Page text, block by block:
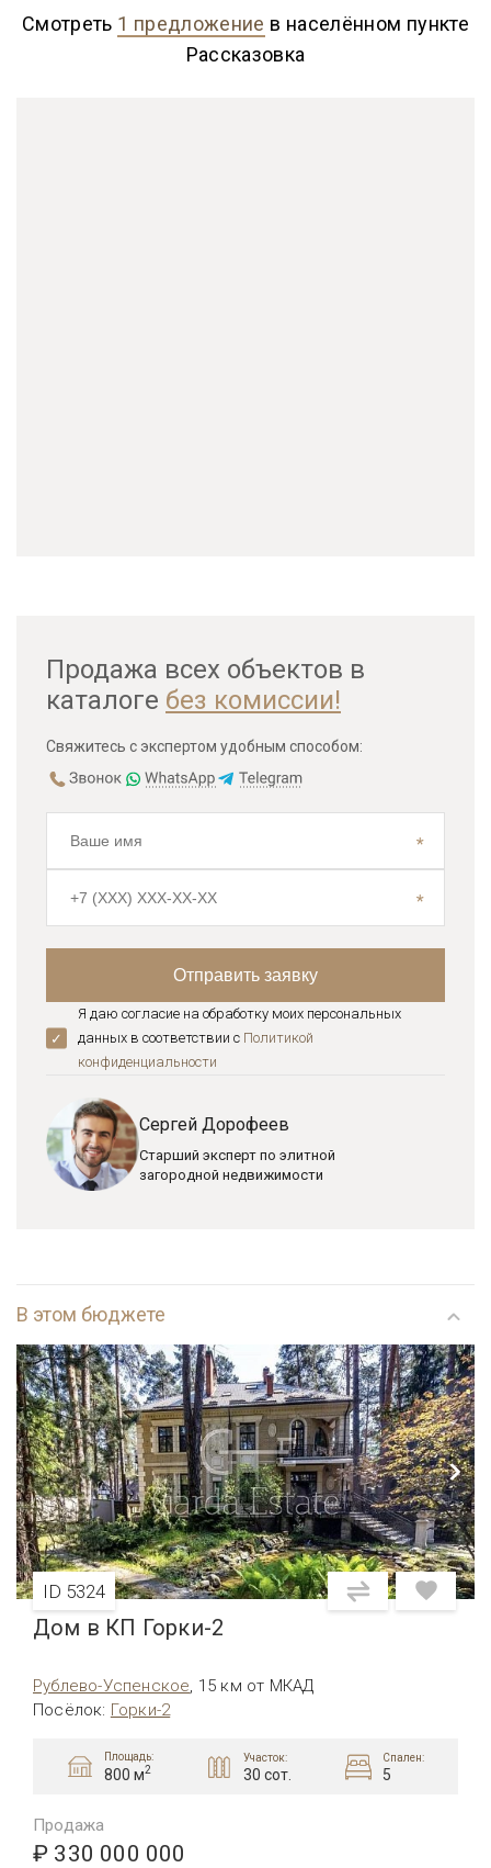
Смотреть 1 предложение в населённом пункте
Рассказовка
Продажа всех объектов в
каталоге без комиссии!
Свяжитесь с экспертом удобным способом:
Я даю согласие на обработку моих персональных
данных в соответствии с Политикой
конфиденциальноcти
Сергей Дорофеев
Старший эксперт по элитной
загородной недвижимости
В этом бюджете
ID 5324
Дом в КП Горки-2
Рублево-Успенское, 15 км от МКАД
Посёлок: Горки-2
Площадь:
800 м2
Участок:
30 сот.
Спален:
5
Продажа
₽ 330 000 000